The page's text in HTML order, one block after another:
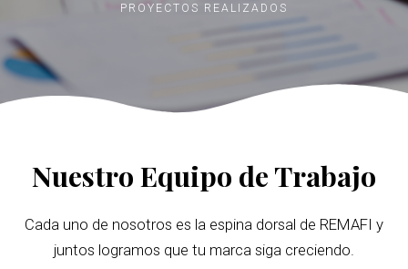
PROYECTOS REALIZADOS
Nuestro Equipo de Trabajo
Cada uno de nosotros es la espina dorsal de REMAFI y
juntos logramos que tu marca siga creciendo.